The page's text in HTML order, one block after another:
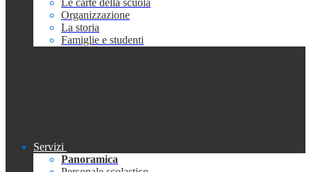
Le carte della scuola
Organizzazione
La storia
Famiglie e studenti
Servizi
Panoramica